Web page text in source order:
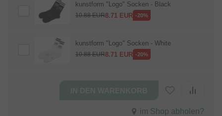
kunstform "Logo" Socken - Black
10.88EUR8.71 EUR -20%
kunstform "Logo" Socken - White
10.88EUR8.71 EUR -20%
im Shop abholen?